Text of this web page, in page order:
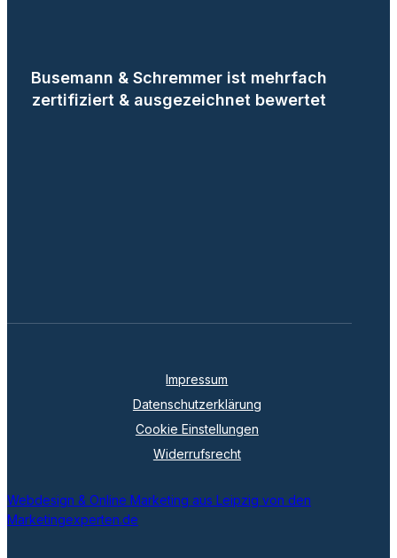
Busemann & Schremmer ist mehrfach
zertifiziert & ausgezeichnet bewertet
Impressum
Datenschutzerklärung
Cookie Einstellungen
Widerrufsrecht
Webdesign & Online Marketing aus Leipzig von den
Marketingexperten.de